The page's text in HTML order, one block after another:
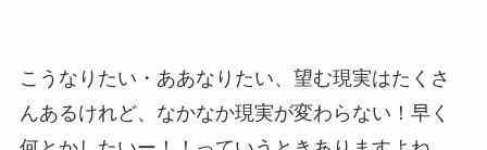
こうなりたい・ああなりたい、望む現実はたくさ
んあるけれど、なかなか現実が変わらない！早く